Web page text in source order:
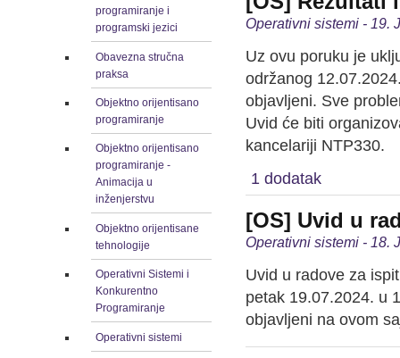
programiranje i
programski jezici
Obavezna stručna
praksa
Objektno orijentisano
programiranje
Objektno orijentisano
programiranje -
Animacija u
inženjerstvu
Objektno orijentisane
tehnologije
Operativni Sistemi i
Konkurentno
Programiranje
Operativni sistemi
Operativni sistemi - 19.
Uz ovu poruku je
održanog
objavljeni. Sve
Uvid će biti
kancelariji NTP330.
1 dodatak
[OS] Uvid u
Operativni sistemi - 18.
Uvid u radove za
petak 19.07.2024. u
objavljeni na ovom